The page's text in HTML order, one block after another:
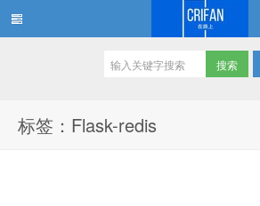
标签：Flask-redis